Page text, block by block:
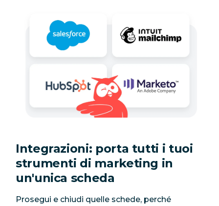
Integrazioni: porta tutti i tuoi
strumenti di marketing in
un'unica scheda
Prosegui e chiudi quelle schede, perché